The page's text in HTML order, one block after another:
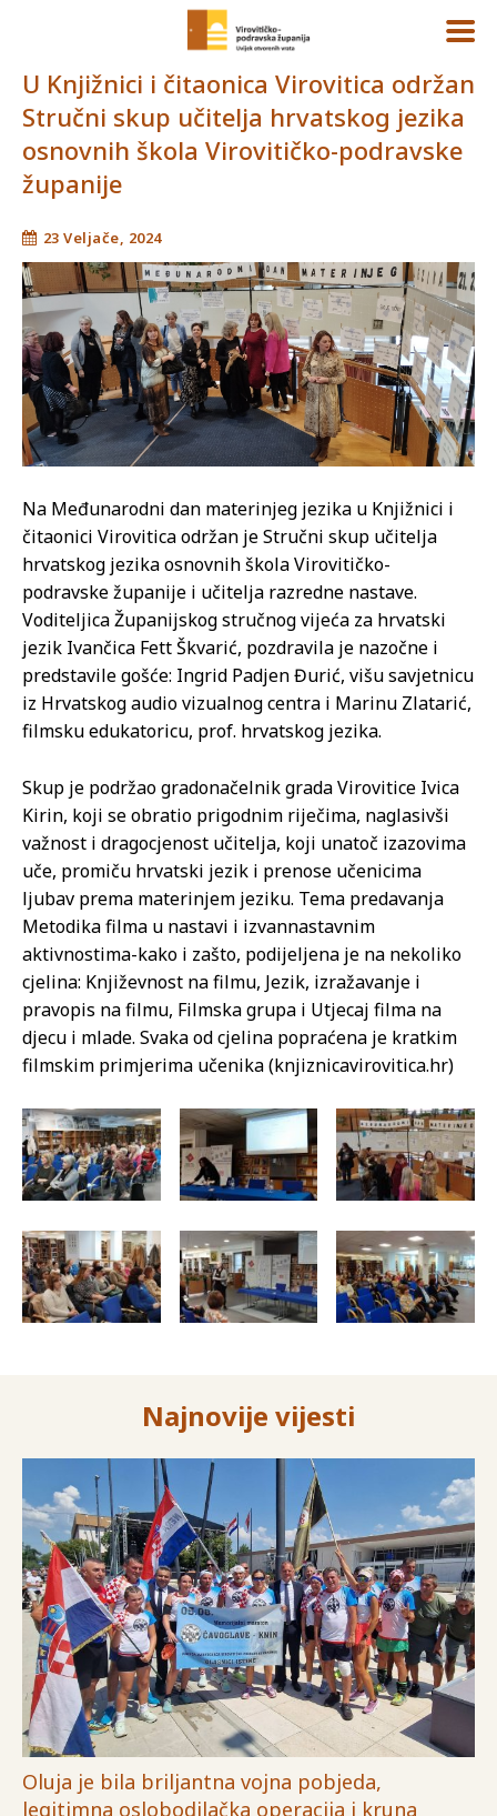
U Knjižnici i čitaonica Virovitica održan
Stručni skup učitelja hrvatskog jezika
osnovnih škola Virovitičko-podravske
županije
23 Veljače, 2024
Na Međunarodni dan materinjeg jezika u Knjižnici i
čitaonici Virovitica održan je Stručni skup učitelja
hrvatskog jezika osnovnih škola Virovitičko-
podravske županije i učitelja razredne nastave.
Voditeljica Županijskog stručnog vijeća za hrvatski
jezik Ivančica Fett Škvarić, pozdravila je nazočne i
predstavile gošće: Ingrid Padjen Đurić, višu savjetnicu
iz Hrvatskog audio vizualnog centra i Marinu Zlatarić,
filmsku edukatoricu, prof. hrvatskog jezika.
Skup je podržao gradonačelnik grada Virovitice Ivica
Kirin, koji se obratio prigodnim riječima, naglasivši
važnost i dragocjenost učitelja, koji unatoč izazovima
uče, promiču hrvatski jezik i prenose učenicima
ljubav prema materinjem jeziku. Tema predavanja
Metodika filma u nastavi i izvannastavnim
aktivnostima-kako i zašto, podijeljena je na nekoliko
cjelina: Književnost na filmu, Jezik, izražavanje i
pravopis na filmu, Filmska grupa i Utjecaj filma na
djecu i mlade. Svaka od cjelina popraćena je kratkim
filmskim primjerima učenika (knjiznicavirovitica.hr)
Najnovije vijesti
Oluja je bila briljantna vojna pobjeda,
legitimna oslobodilačka operacija i kruna